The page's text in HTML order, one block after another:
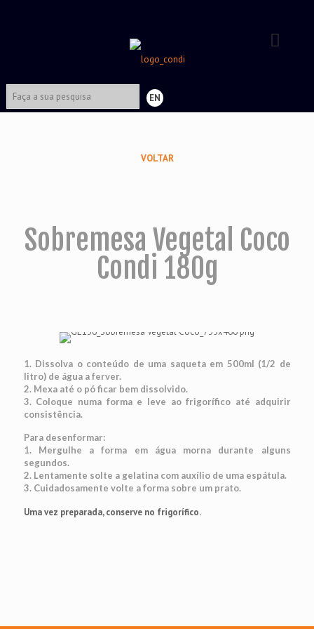
EN
VOLTAR
Sobremesa Vegetal Coco
Condi 180g
1. Dissolva o conteúdo de uma saqueta em 500ml (1/2 de
litro) de água a ferver.
2. Mexa até o pó ficar bem dissolvido.
3. Coloque numa forma e leve ao frigorífico até adquirir
consistência.
Para desenformar:
1. Mergulhe a forma em água morna durante alguns
segundos.
2. Lentamente solte a gelatina com auxílio de uma espátula.
3. Cuidadosamente volte a forma sobre um prato.
Uma vez preparada, conserve no frigorífico.